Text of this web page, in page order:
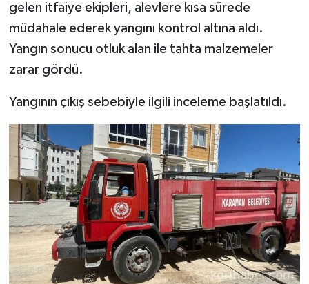
gelen itfaiye ekipleri, alevlere kısa sürede
müdahale ederek yangını kontrol altına aldı.
Yangın sonucu otluk alan ile tahta malzemeler
zarar gördü.
Yangının çıkış sebebiyle ilgili inceleme başlatıldı.